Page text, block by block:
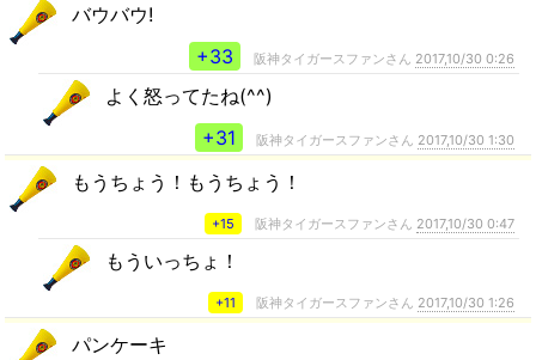
バウバウ!
+33
阪神タイガースファンさん 2017,10/30 0:26
よく怒ってたね(^^)
+31
阪神タイガースファンさん 2017,10/30 1:30
もうちょう！もうちょう！
+15 阪神タイガースファンさん 2017,10/30 0:47
もういっちょ！
+11 阪神タイガースファンさん 2017,10/30 1:26
パンケーキ